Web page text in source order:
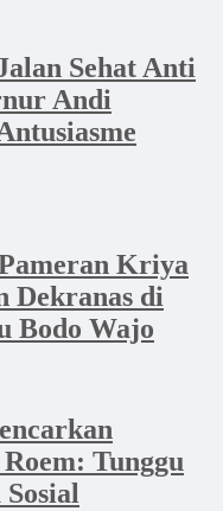
Sehat Anti
Andi
Kriya
Dekranas di
Bodo Wajo
Tunggu